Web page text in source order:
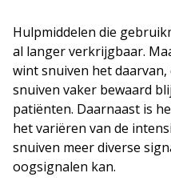
Hulpmiddelen die
al langer verkrijgbaar.
wint snuiven het
snuiven vaker bewaard
patiënten. Daarnaast is
het variëren van de
snuiven meer diverse
oogsignalen kan.